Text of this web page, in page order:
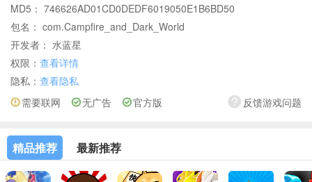
MD5： 746626AD01CD0DEDF6019050E1B6BD50
包名： com.Campfire_and_Dark_World
开发者： 水蓝星
权限： 查看详情
隐私： 查看隐私
反馈游戏问题
需要联网 无广告 官方版
精品推荐 最新推荐